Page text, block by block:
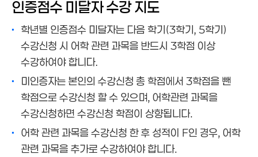
인증점수 미달자 수강 지도
학년별 인증점수 미달자는 다음 학기(3학기, 5학기)
수강신청 시 어학 관련 과목을 반드시 3학점 이상
수강하여야 합니다.
미인증자는 본인의 수강신청 총 학점에서 3학점을 뺀
학점으로 수강신청 할 수 있으며, 어학관련 과목을
수강신청하면 수강신청 학점이 상향됩니다.
어학 관련 과목을 수강신청 한 후 성적이 F인 경우, 어학
관련 과목을 추가로 수강하여야 합니다.